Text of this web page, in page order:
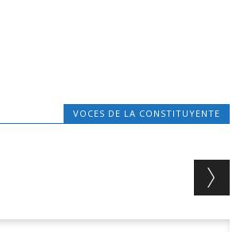
VOCES DE LA CONSTITUYENTE